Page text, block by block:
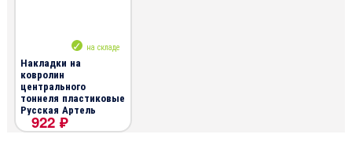
на складе
Накладки на
ковролин
центрального
тоннеля пластиковые
Русская Артель
Haval Jolion 2021-
922 ₽